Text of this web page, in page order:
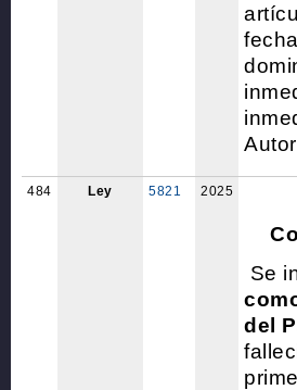
484 Ley 5821 2025
Se
del